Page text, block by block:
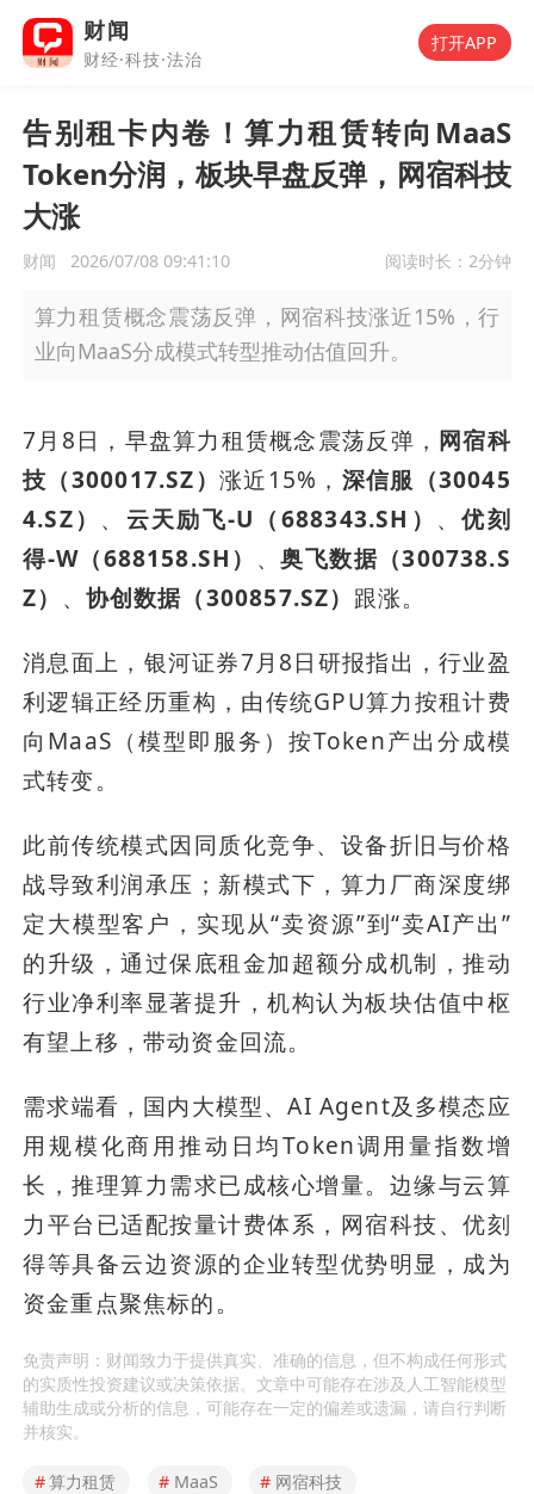
财闻
财经·科技·法治
打开APP
告别租卡内卷！算力租赁转向MaaS
Token分润，板块早盘反弹，网宿科技
大涨
财闻 2026/07/08 09:41:10 阅读时长： 2分钟
算力租赁概念震荡反弹，网宿科技涨近15%，行
业向MaaS分成模式转型推动估值回升。
7月8日，早盘算力租赁概念震荡反弹， 网宿科
技（300017.SZ） 涨近15%， 深信服（30045
4.SZ） 、 云天励飞-U（688343.SH） 、优刻
得-W（688158.SH） 、奥飞数据（300738.S
Z） 、 协创数据（300857.SZ） 跟涨。
消息面上，银河证券7月8日研报指出，行业盈
利逻辑正经历重构，由传统GPU算力按租计费
向MaaS（模型即服务）按Token产出分成模
式转变。
此前传统模式因同质化竞争、设备折旧与价格
战导致利润承压；新模式下，算力厂商深度绑
定大模型客户，实现从“卖资源”到“卖AI产出”
的升级，通过保底租金加超额分成机制，推动
行业净利率显著提升，机构认为板块估值中枢
有望上移，带动资金回流。
需求端看，国内大模型、AI Agent及多模态应
用规模化商用推动日均Token调用量指数增
长，推理算力需求已成核心增量。边缘与云算
力平台已适配按量计费体系，网宿科技、优刻
得等具备云边资源的企业转型优势明显，成为
资金重点聚焦标的。
免责声明：财闻致力于提供真实、准确的信息，但不构成任何形式
的实质性投资建议或决策依据。文章中可能存在涉及人工智能模型
辅助生成或分析的信息，可能存在一定的偏差或遗漏，请自行判断
并核实。
#算力租赁 # MaaS # 网宿科技